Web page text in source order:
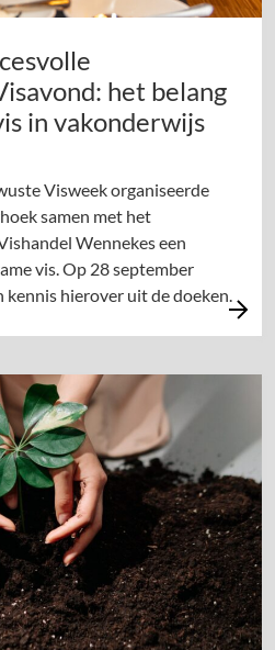
het belang
in vakonderwijs
Visweek organiseerde
samen met het
Wennekes een
vis. Op 28 september
kennis hierover uit de doeken.